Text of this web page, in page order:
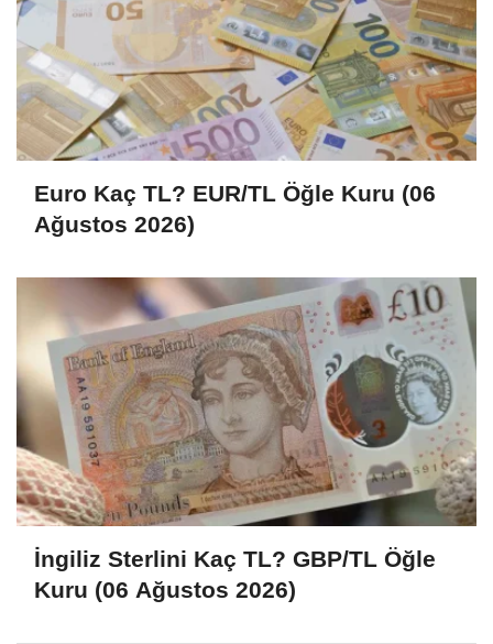
Euro Kaç TL? EUR/TL Öğle Kuru (06
Ağustos 2026)
İngiliz Sterlini Kaç TL? GBP/TL Öğle
Kuru (06 Ağustos 2026)